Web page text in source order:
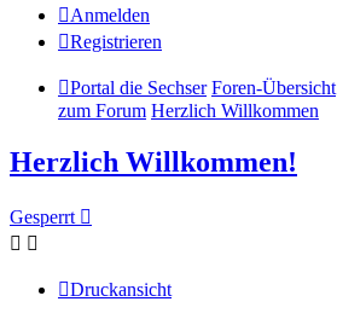
Anmelden
Registrieren
Portal die Sechser Foren-Übersicht
zum Forum Herzlich Willkommen
Herzlich Willkommen!
Gesperrt
Druckansicht